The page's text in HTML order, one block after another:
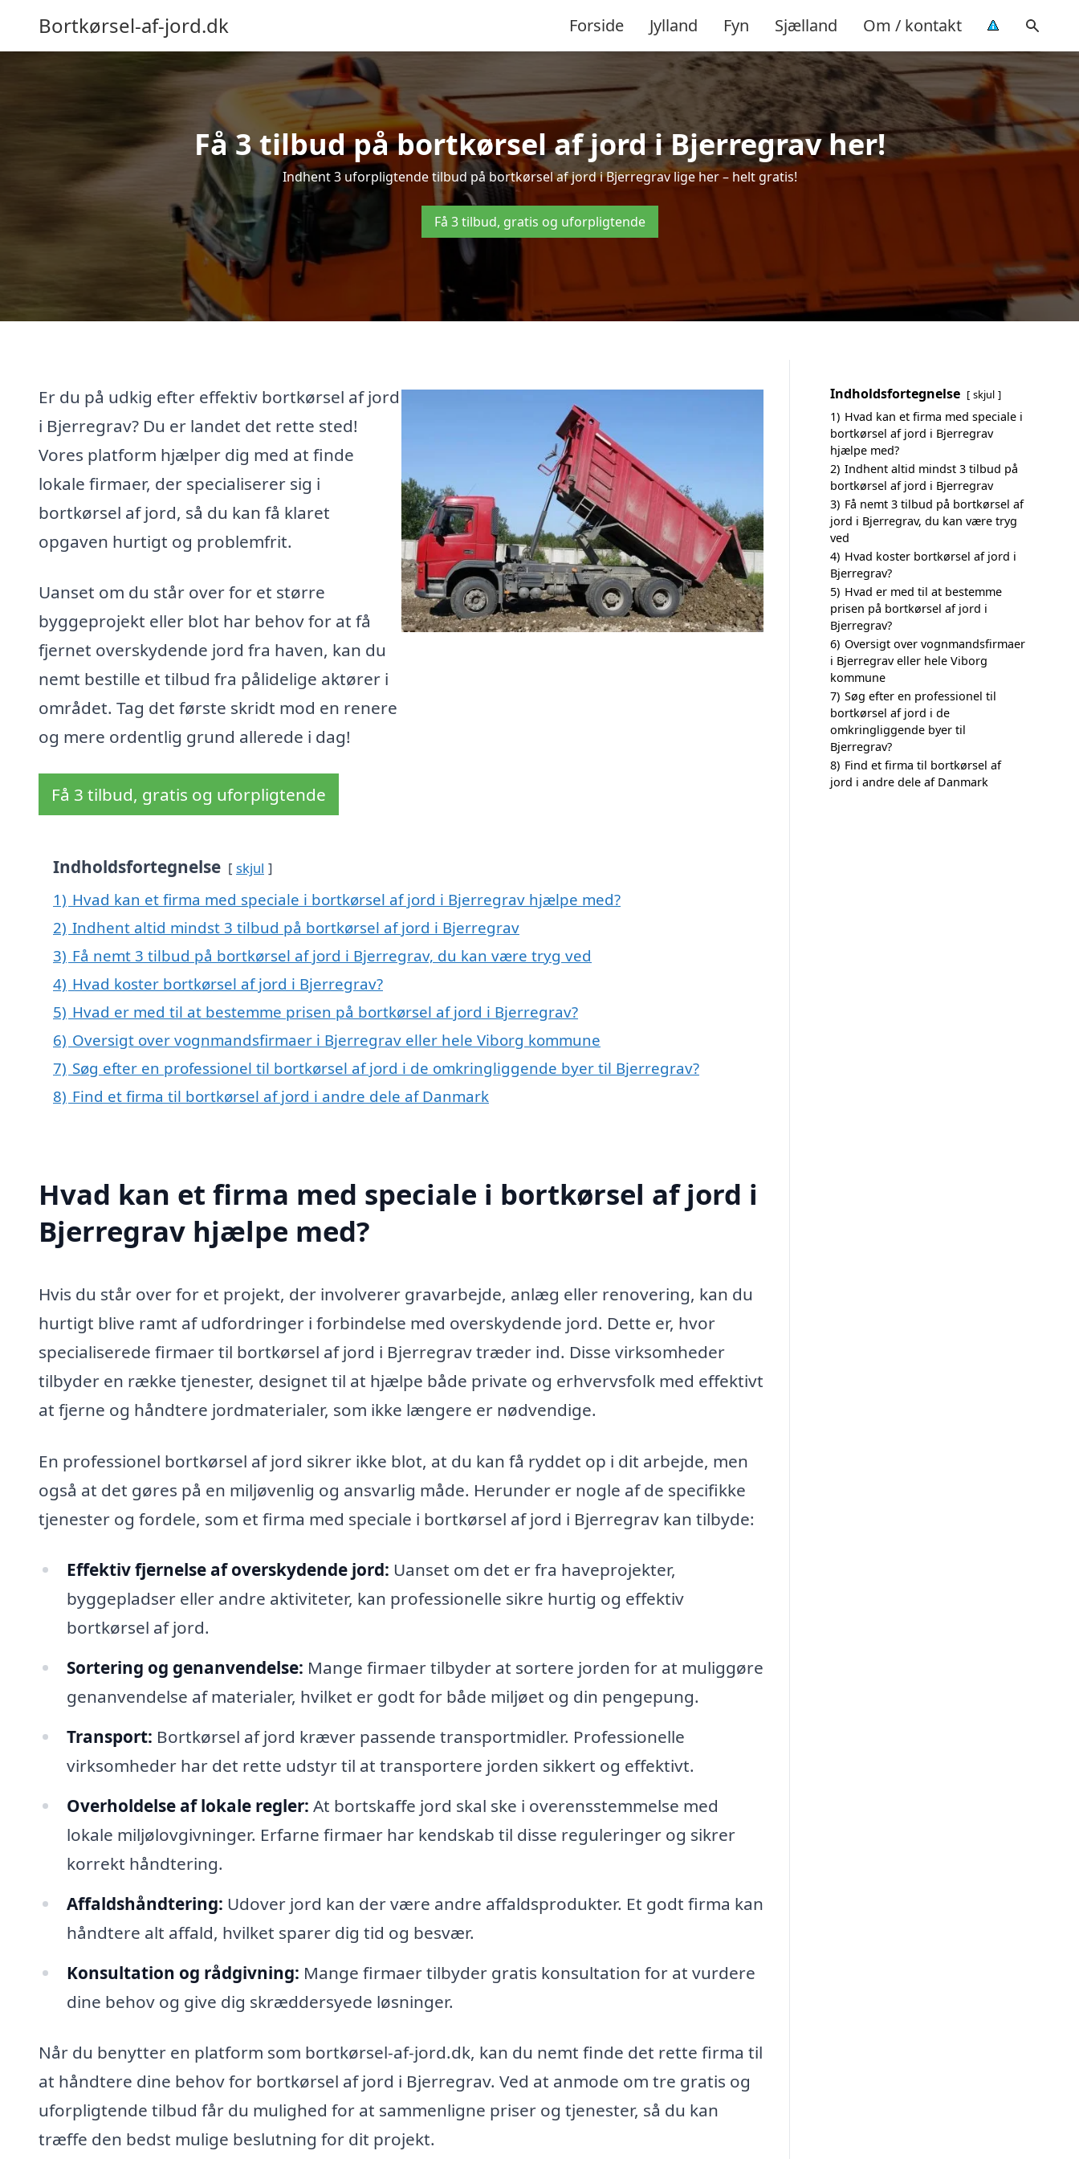
Bortkørsel-af-jord.dk Forside Jylland Fyn Sjælland Om / kontakt
Få 3 tilbud på bortkørsel af jord i Bjerregrav her!
Indhent 3 uforpligtende tilbud på bortkørsel af jord i Bjerregrav lige her – helt gratis!
Få 3 tilbud, gratis og uforpligtende
Er du på udkig efter effektiv bortkørsel af jord
i Bjerregrav? Du er landet det rette sted!
Vores platform hjælper dig med at finde
lokale firmaer, der specialiserer sig i
bortkørsel af jord, så du kan få klaret
opgaven hurtigt og problemfrit.
Uanset om du står over for et større
byggeprojekt eller blot har behov for at få
fjernet overskydende jord fra haven, kan du
nemt bestille et tilbud fra pålidelige aktører i
området. Tag det første skridt mod en renere
og mere ordentlig grund allerede i dag!
Få 3 tilbud, gratis og uforpligtende
Indholdsfortegnelse skjul
1) Hvad kan et firma med speciale i bortkørsel af jord i Bjerregrav hjælpe med?
2) Indhent altid mindst 3 tilbud på bortkørsel af jord i Bjerregrav
3) Få nemt 3 tilbud på bortkørsel af jord i Bjerregrav, du kan være tryg ved
4) Hvad koster bortkørsel af jord i Bjerregrav?
5) Hvad er med til at bestemme prisen på bortkørsel af jord i Bjerregrav?
6) Oversigt over vognmandsfirmaer i Bjerregrav eller hele Viborg kommune
7) Søg efter en professionel til bortkørsel af jord i de omkringliggende byer til Bjerregrav?
8) Find et firma til bortkørsel af jord i andre dele af Danmark
Hvad kan et firma med speciale i bortkørsel af jord i
Bjerregrav hjælpe med?
Hvis du står over for et projekt, der involverer gravarbejde, anlæg eller renovering, kan du
hurtigt blive ramt af udfordringer i forbindelse med overskydende jord. Dette er, hvor
specialiserede firmaer til bortkørsel af jord i Bjerregrav træder ind. Disse virksomheder
tilbyder en række tjenester, designet til at hjælpe både private og erhvervsfolk med effektivt
at fjerne og håndtere jordmaterialer, som ikke længere er nødvendige.
En professionel bortkørsel af jord sikrer ikke blot, at du kan få ryddet op i dit arbejde, men
også at det gøres på en miljøvenlig og ansvarlig måde. Herunder er nogle af de specifikke
tjenester og fordele, som et firma med speciale i bortkørsel af jord i Bjerregrav kan tilbyde:
Effektiv fjernelse af overskydende jord: Uanset om det er fra haveprojekter,
byggepladser eller andre aktiviteter, kan professionelle sikre hurtig og effektiv
bortkørsel af jord.
Sortering og genanvendelse: Mange firmaer tilbyder at sortere jorden for at muliggøre
genanvendelse af materialer, hvilket er godt for både miljøet og din pengepung.
Transport: Bortkørsel af jord kræver passende transportmidler. Professionelle
virksomheder har det rette udstyr til at transportere jorden sikkert og effektivt.
Overholdelse af lokale regler: At bortskaffe jord skal ske i overensstemmelse med
lokale miljølovgivninger. Erfarne firmaer har kendskab til disse reguleringer og sikrer
korrekt håndtering.
Affaldshåndtering: Udover jord kan der være andre affaldsprodukter. Et godt firma kan
håndtere alt affald, hvilket sparer dig tid og besvær.
Konsultation og rådgivning: Mange firmaer tilbyder gratis konsultation for at vurdere
dine behov og give dig skræddersyede løsninger.
Når du benytter en platform som bortkørsel-af-jord.dk, kan du nemt finde det rette firma til
at håndtere dine behov for bortkørsel af jord i Bjerregrav. Ved at anmode om tre gratis og
uforpligtende tilbud får du mulighed for at sammenligne priser og tjenester, så du kan
træffe den bedst mulige beslutning for dit projekt.
Indholdsfortegnelse skjul
1) Hvad kan et firma med speciale i
bortkørsel af jord i Bjerregrav
hjælpe med?
2) Indhent altid mindst 3 tilbud på
bortkørsel af jord i Bjerregrav
3) Få nemt 3 tilbud på bortkørsel af
jord i Bjerregrav, du kan være tryg
ved
4) Hvad koster bortkørsel af jord i
Bjerregrav?
5) Hvad er med til at bestemme
prisen på bortkørsel af jord i
Bjerregrav?
6) Oversigt over vognmandsfirmaer
i Bjerregrav eller hele Viborg
kommune
7) Søg efter en professionel til
bortkørsel af jord i de
omkringliggende byer til
Bjerregrav?
8) Find et firma til bortkørsel af
jord i andre dele af Danmark